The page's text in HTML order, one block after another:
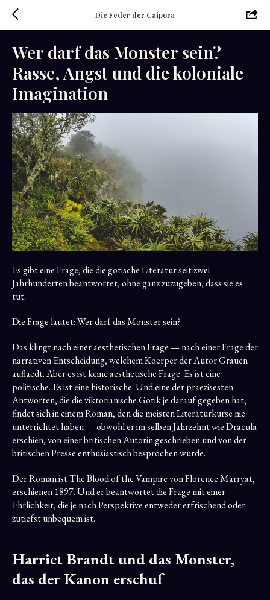
Die Feder der Caipora
Wer darf das Monster sein?
Rasse, Angst und die koloniale
Imagination
Es gibt eine Frage, die die gotische Literatur seit zwei
Jahrhunderten beantwortet, ohne ganz zuzugeben, dass sie es
tut.
Die Frage lautet: Wer darf das Monster sein?
Das klingt nach einer aesthetischen Frage — nach einer Frage der
narrativen Entscheidung, welchem Koerper der Autor Grauen
auflaedt. Aber es ist keine aesthetische Frage. Es ist eine
politische. Es ist eine historische. Und eine der praezisesten
Antworten, die die viktorianische Gotik je darauf gegeben hat,
findet sich in einem Roman, den die meisten Literaturkurse nie
unterrichtet haben — obwohl er im selben Jahrzehnt wie Dracula
erschien, von einer britischen Autorin geschrieben und von der
britischen Presse enthusiastisch besprochen wurde.
Der Roman ist The Blood of the Vampire von Florence Marryat,
erschienen 1897. Und er beantwortet die Frage mit einer
Ehrlichkeit, die je nach Perspektive entweder erfrischend oder
zutiefst unbequem ist.
Harriet Brandt und das Monster,
das der Kanon erschuf